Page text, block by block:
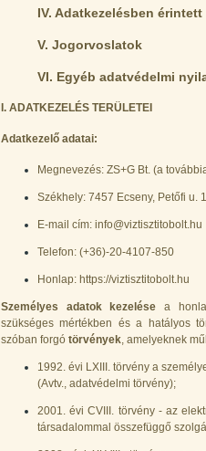
IV. Adatkezelésben
V. Jogorvoslatok
VI. Egyéb adatvédelmi
I. ADATKEZELÉS TERÜLETEI
Adatkezelő adatai:
Megnevezés: ZS+G Bt. (a
Székhely: 7457 Ecseny, Petőfi u.
E-mail cím: info@viztisztitobolt.hu
Telefon: (+36)-20-4107-850
Honlap: https://viztisztitobolt.hu
Személyes adatok kezelése a
szükséges mértékben és a hatályos
szóban forgó törvények, amelyeknek
1992. évi LXIII. törvény a
(Avtv., adatvédelmi törvény);
2001. évi CVIII. törvény - az
társadalommal összefüggő